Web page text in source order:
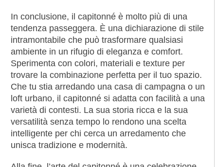
In conclusione, il capitonné è molto più di una
tendenza passeggera. È una dichiarazione di stile
intramontabile che può trasformare qualsiasi
ambiente in un rifugio di eleganza e comfort.
Sperimenta con colori, materiali e texture per
trovare la combinazione perfetta per il tuo spazio.
Che tu stia arredando una casa di campagna o un
loft urbano, il capitonné si adatta con facilità a una
varietà di contesti. La sua storia ricca e la sua
versatilità senza tempo lo rendono una scelta
intelligente per chi cerca un arredamento che
unisca tradizione e modernità.